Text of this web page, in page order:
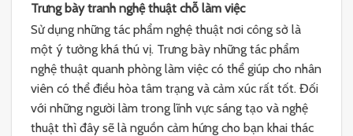
Trưng bày tranh nghệ thuật chỗ làm việc
Sử dụng những tác phẩm nghệ thuật nơi công sở là
một ý tưởng khá thú vị. Trưng bày những tác phẩm
nghệ thuật quanh phòng làm việc có thể giúp cho nhân
viên có thể điều hòa tâm trạng và cảm xúc rất tốt. Đối
với những người làm trong lĩnh vực sáng tạo và nghệ
thuật thì đây sẽ là nguồn cảm hứng cho bạn khai thác